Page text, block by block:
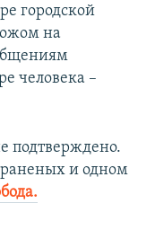
городской
на
человека –
подтверждено.
раненых и одном